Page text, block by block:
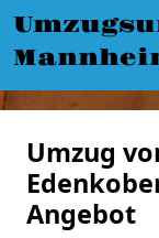
Umzug
Angebot